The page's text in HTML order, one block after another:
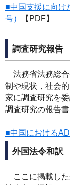
■中国支援に向け
号）
【PDF】
調査研究報告
法務省法務総合
制や現状，社会
家に調査研究を
調査研究の報告
■中国における
外国法令和訳
ここに掲載した